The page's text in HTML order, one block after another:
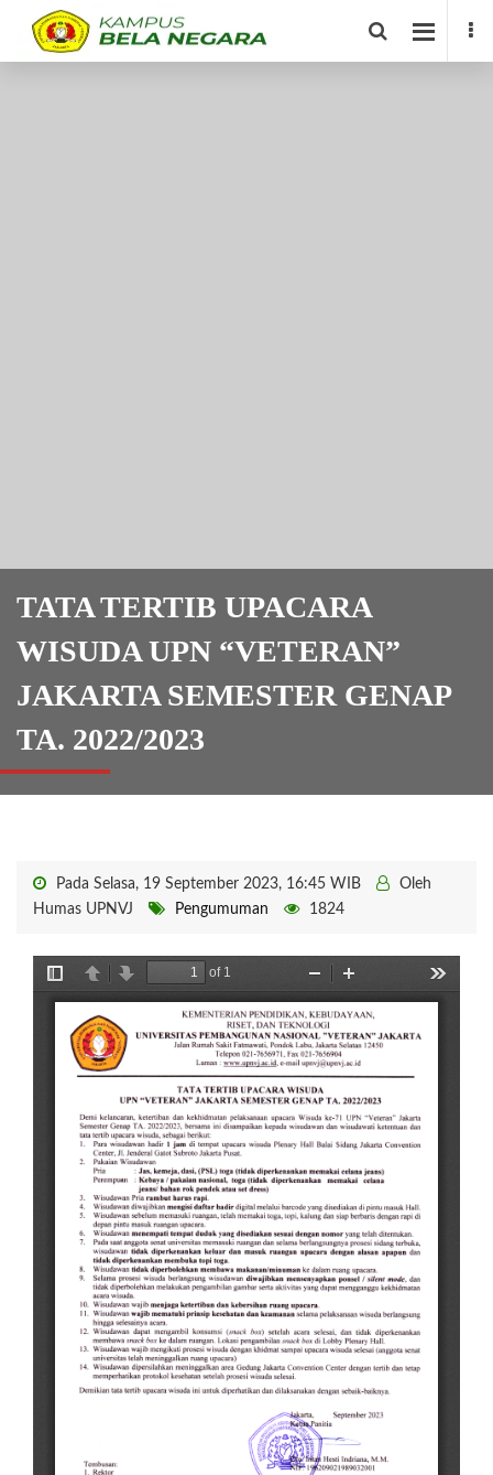
TATA TERTIB UPACARA
WISUDA UPN “VETERAN”
JAKARTA SEMESTER GENAP
TA. 2022/2023
Pada Selasa, 19 September 2023, 16:45 WIB
Oleh
Humas UPNVJ
Pengumuman 1824